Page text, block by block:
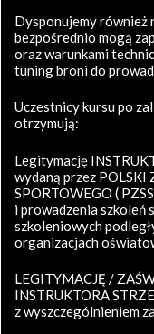
Dysponujemy również
bezpośrednio mogą
oraz warunkami
tuning broni do
Uczestnicy kursu po
otrzymują:
Legitymację
wydaną przez POLSKI
SPORTOWEGO (
i prowadzenia szkoleń
szkoleniowych
organizacjach
LEGITYMACJĘ /
INSTRUKTORA
z wyszczególnieniem